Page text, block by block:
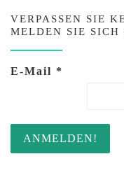
VERPASSEN SIE
MELDEN SIE SICH
E-Mail *